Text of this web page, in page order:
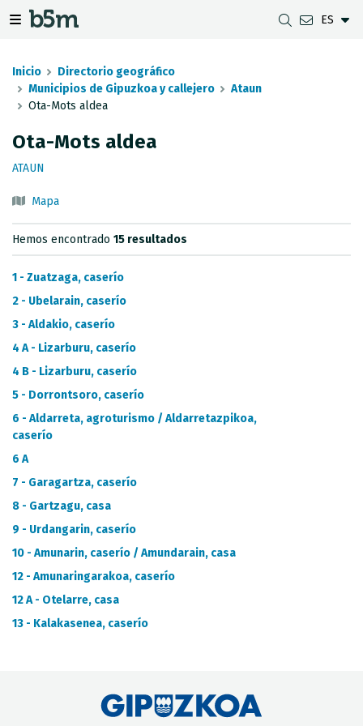
ES
Inicio
Directorio geográfico
Municipios de Gipuzkoa y callejero
Ataun
Ota-Mots aldea
Ota-Mots aldea
ATAUN
Mapa
Hemos encontrado 15 resultados
1 - Zuatzaga, caserío
2 - Ubelarain, caserío
3 - Aldakio, caserío
4 A - Lizarburu, caserío
4 B - Lizarburu, caserío
5 - Dorrontsoro, caserío
6 - Aldarreta, agroturismo / Aldarretazpikoa,
caserío
6 A
7 - Garagartza, caserío
8 - Gartzagu, casa
9 - Urdangarin, caserío
10 - Amunarin, caserío / Amundarain, casa
12 - Amunaringarakoa, caserío
12 A - Otelarre, casa
13 - Kalakasenea, caserío
CONJUNTOS DE DATOS
SERVICIOS OGC
LÍMITES MUNICIPALES
INVENTARIO DE LEVANTAMIENTOS TOPOGRÁFICOS
CATÁLOGO DE METADATOS
G-IRUDIA
MAPAS OFFLINE
MAPAS HD DE GIPUZKOA
RED GNSS EN GIPUZKOA
SEÑALES GEODÉSICAS
DETECCIÓN DE SUBSIDENCIAS